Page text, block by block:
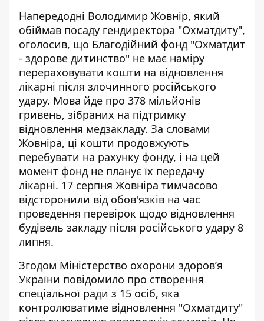
Напередодні Володимир Жовнір, який
обіймав посаду гендиректора "Охматдиту",
оголосив, що Благодійний фонд "Охматдит
- здорове дитинство" не має наміру
перераховувати кошти на відновлення
лікарні після злочинного російського
удару. Мова йде про 378 мільйонів
гривень, зібраних на підтримку
відновлення медзакладу. За словами
Жовніра, ці кошти продовжують
перебувати на рахунку фонду, і на цей
момент фонд не планує їх передачу
лікарні. 17 серпня Жовніра тимчасово
відсторонили від обов'язків на час
проведення перевірок щодо відновлення
будівель закладу після російського удару 8
липня.
Згодом Міністерство охорони здоров’я
України повідомило про створення
спеціальної ради з 15 осіб, яка
контролюватиме відновлення "Охматдиту"